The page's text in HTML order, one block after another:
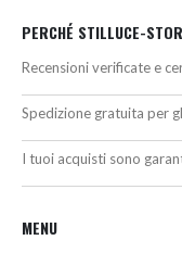
PERCHÉ STILLUCE-
Recensioni verificate e
Spedizione gratuita per
I tuoi acquisti sono
MENU